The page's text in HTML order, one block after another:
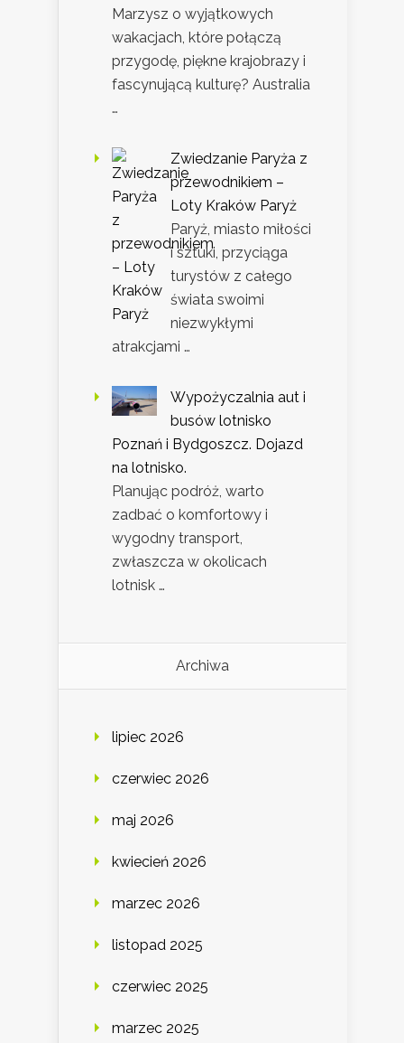
Marzysz o wyjątkowych
wakacjach, które połączą
przygodę, piękne krajobrazy i
fascynującą kulturę? Australia
…
Zwiedzanie Paryża z
przewodnikiem –
Loty Kraków Paryż
Paryż, miasto miłości
i sztuki, przyciąga
turystów z całego
świata swoimi
niezwykłymi
atrakcjami …
Wypożyczalnia aut i
busów lotnisko
Poznań i Bydgoszcz. Dojazd
na lotnisko.
Planując podróż, warto
zadbać o komfortowy i
wygodny transport,
zwłaszcza w okolicach
lotnisk …
Archiwa
lipiec 2026
czerwiec 2026
maj 2026
kwiecień 2026
marzec 2026
listopad 2025
czerwiec 2025
marzec 2025